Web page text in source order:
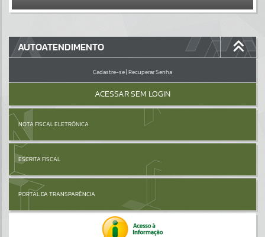
Por favor, aguarde...
GALERIAS
Por favor, aguarde...
AUTOATENDIMENTO
Cadastre-se|Recuperar Senha
ACESSAR SEM LOGIN
NOTA FISCAL ELETRÔNICA
ESCRITA FISCAL
PORTAL DA TRANSPARÊNCIA